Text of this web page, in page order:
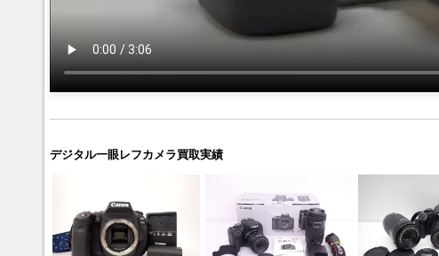
デジタル一眼レフカメラ買取実績